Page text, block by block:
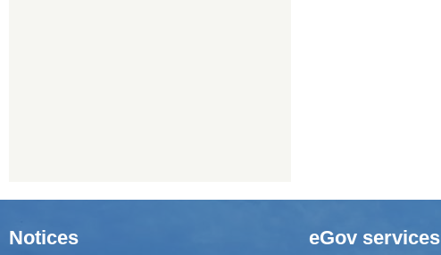
Notices eGov services